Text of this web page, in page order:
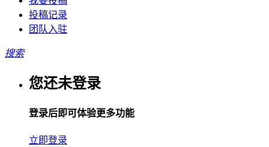
投稿记录
团队入驻
搜索
您还未登录
登录后即可体验更多功能
立即登录